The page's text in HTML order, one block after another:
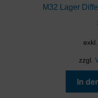
M32 Lager
zzgl.
In